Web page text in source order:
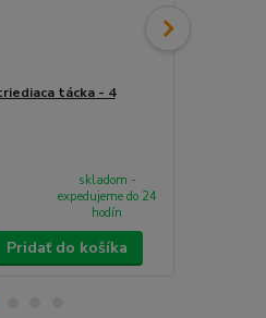
tácka - 4
skladom -
expedujeme do 24
hodín
Pridať do košíka